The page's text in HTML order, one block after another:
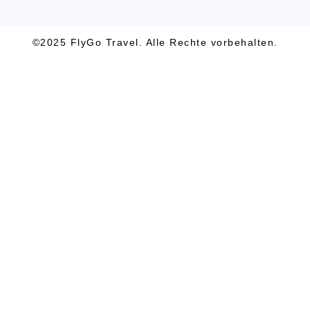
©2025 FlyGo Travel. Alle Rechte vorbehalten.